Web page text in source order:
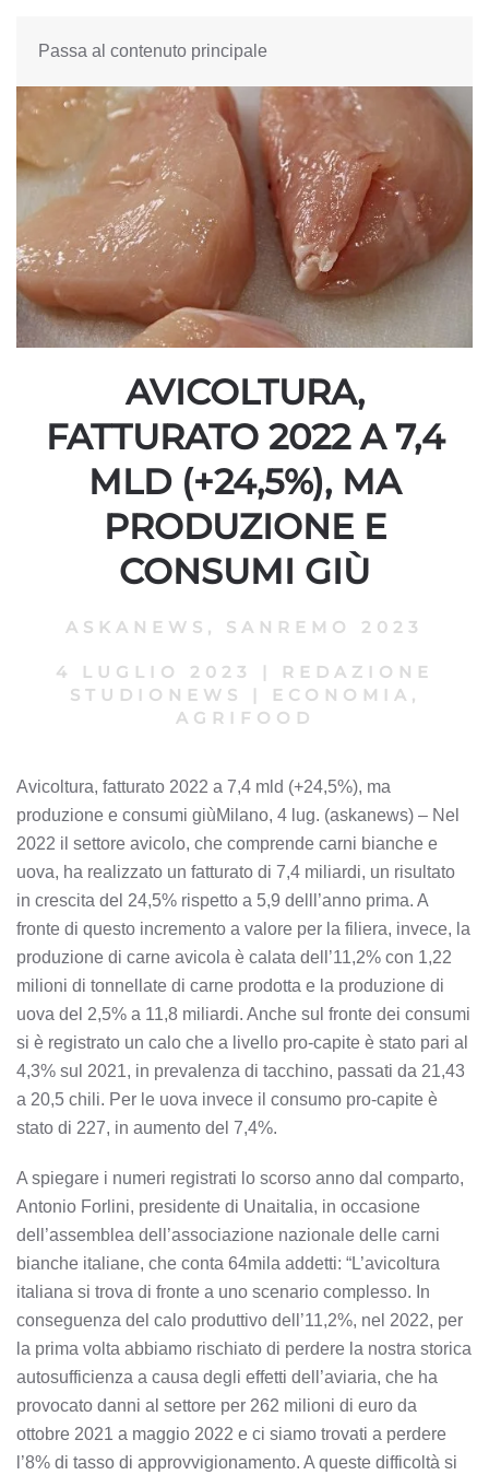
Passa al contenuto principale
AVICOLTURA,
FATTURATO 2022 A 7,4
MLD (+24,5%), MA
PRODUZIONE E
CONSUMI GIÙ
ASKANEWS , SANREMO 2023
4 LUGLIO 2023
REDAZIONE
STUDIONEWS
ECONOMIA,
AGRIFOOD
Avicoltura, fatturato 2022 a 7,4 mld (+24,5%), ma
produzione e consumi giùMilano, 4 lug. (askanews) – Nel
2022 il settore avicolo, che comprende carni bianche e
uova, ha realizzato un fatturato di 7,4 miliardi, un risultato
in crescita del 24,5% rispetto a 5,9 delll’anno prima. A
fronte di questo incremento a valore per la filiera, invece, la
produzione di carne avicola è calata dell’11,2% con 1,22
milioni di tonnellate di carne prodotta e la produzione di
uova del 2,5% a 11,8 miliardi. Anche sul fronte dei consumi
si è registrato un calo che a livello pro-capite è stato pari al
4,3% sul 2021, in prevalenza di tacchino, passati da 21,43
a 20,5 chili. Per le uova invece il consumo pro-capite è
stato di 227, in aumento del 7,4%.
A spiegare i numeri registrati lo scorso anno dal comparto,
Antonio Forlini, presidente di Unaitalia, in occasione
dell’assemblea dell’associazione nazionale delle carni
bianche italiane, che conta 64mila addetti: “L’avicoltura
italiana si trova di fronte a uno scenario complesso. In
conseguenza del calo produttivo dell’11,2%, nel 2022, per
la prima volta abbiamo rischiato di perdere la nostra storica
autosufficienza a causa degli effetti dell’aviaria, che ha
provocato danni al settore per 262 milioni di euro da
ottobre 2021 a maggio 2022 e ci siamo trovati a perdere
l’8% di tasso di approvvigionamento. A queste difficoltà si